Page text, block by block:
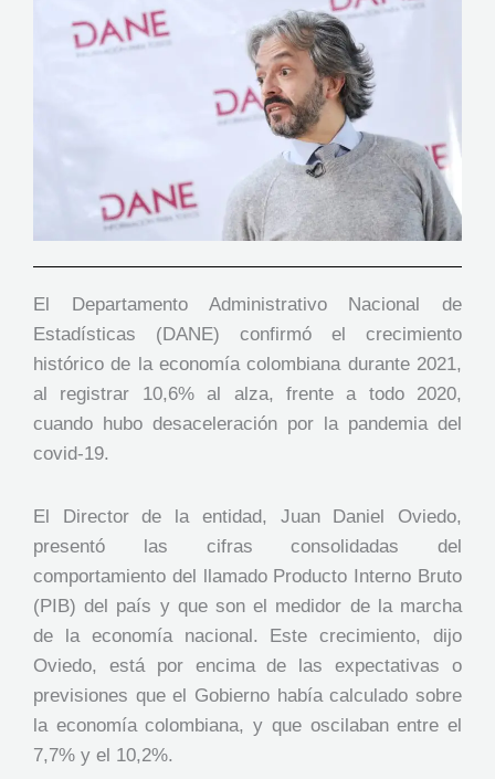
El Departamento Administrativo Nacional de
Estadísticas (DANE) confirmó el crecimiento
histórico de la economía colombiana durante 2021,
al registrar 10,6% al alza, frente a todo 2020,
cuando hubo desaceleración por la pandemia del
covid-19.
El Director de la entidad, Juan Daniel Oviedo,
presentó las cifras consolidadas del
comportamiento del llamado Producto Interno Bruto
(PIB) del país y que son el medidor de la marcha
de la economía nacional. Este crecimiento, dijo
Oviedo, está por encima de las expectativas o
previsiones que el Gobierno había calculado sobre
la economía colombiana, y que oscilaban entre el
7,7% y el 10,2%.